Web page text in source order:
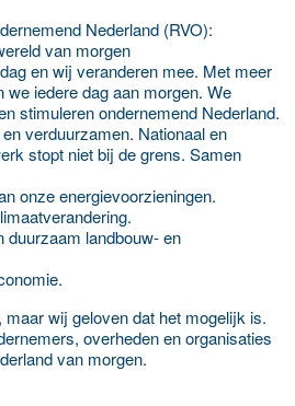
Nederland (RVO):
van morgen
en wij veranderen mee. Met meer
we iedere dag aan morgen. We
stimuleren ondernemend Nederland.
verduurzamen. Nationaal en
stopt niet bij de grens. Samen
onze energievoorzieningen.
duurzaam landbouw- en
maar wij geloven dat het mogelijk is.
overheden en organisaties
van morgen.